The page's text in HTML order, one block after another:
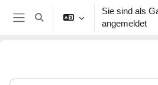
Zum Hauptinhalt
Website-Übersicht
Sucheingabe umschalten
Sie sind als
angemeldet